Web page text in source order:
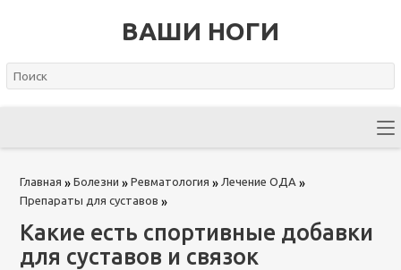
ВАШИ НОГИ
Главная » Болезни » Ревматология » Лечение ОДА»
Препараты для суставов »
Какие есть спортивные добавки
для суставов и связок